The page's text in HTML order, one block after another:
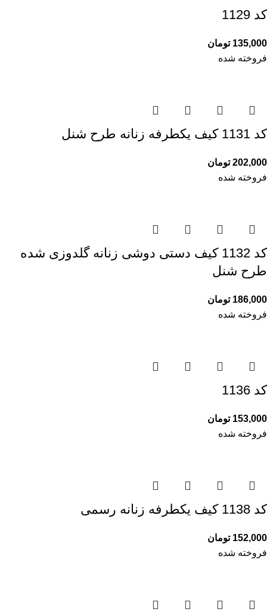
کد 1129
135,000 تومان
فروخته شده
کد 1131 کیف یکطرفه زنانه طرح شنل
202,000 تومان
فروخته شده
کد 1132 کیف دستی دوشی زنانه گلدوزی شده
طرح شنل
186,000 تومان
فروخته شده
کد 1136
153,000 تومان
فروخته شده
کد 1138 کیف یکطرفه زنانه رسمی
152,000 تومان
فروخته شده